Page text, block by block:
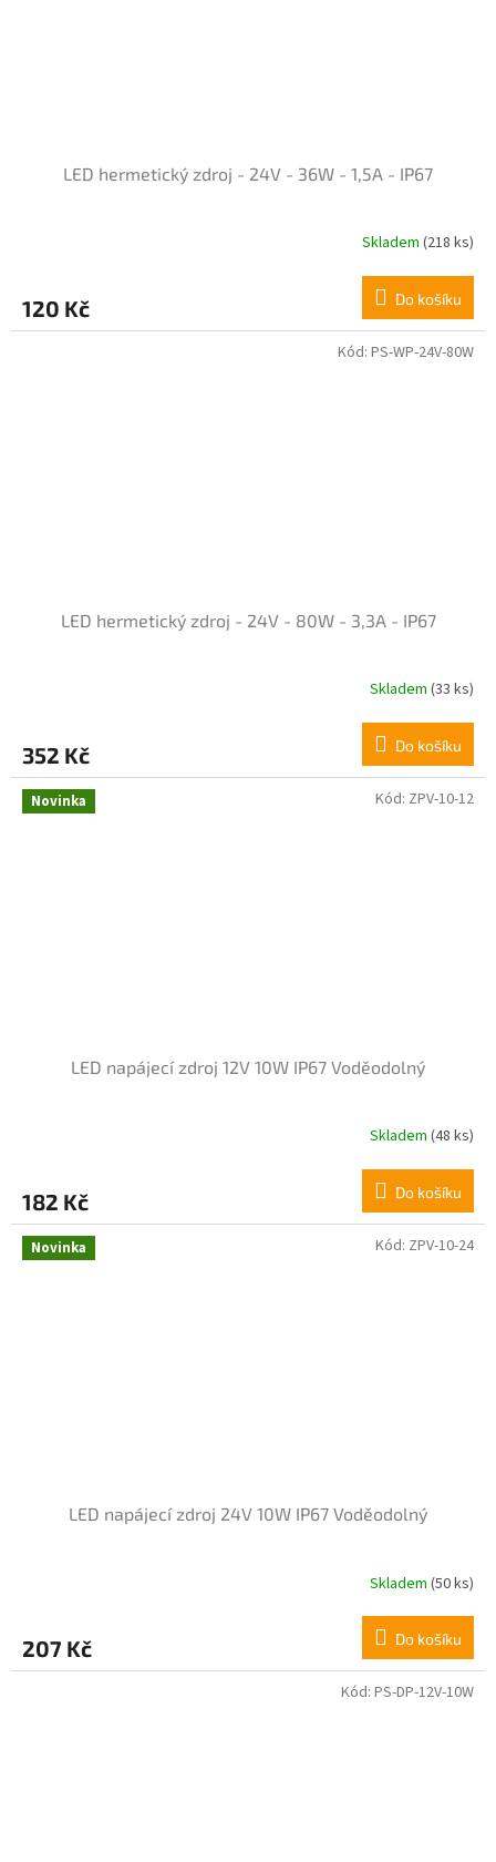
LED hermetický zdroj - 24V - 36W - 1,5A - IP67
Skladem (218 ks)
120 Kč Do košíku
LED hermetický zdroj - 24V - 80W - 3,3A - IP67
Skladem (33 ks)
352 Kč Do košíku
Kód: PS-WP-24V-80W
Novinka
LED napájecí zdroj 12V 10W IP67 Voděodolný
Skladem (48 ks)
182 Kč Do košíku
Kód: ZPV-10-12
Novinka
LED napájecí zdroj 24V 10W IP67 Voděodolný
Skladem (50 ks)
207 Kč Do košíku
Kód: ZPV-10-24
Kód: PS-DP-12V-10W